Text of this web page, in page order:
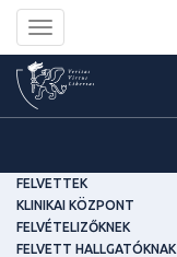
Toggle
navigation
FELVETTEK
KLINIKAI KÖZPONT
FELVÉTELIZŐKNEK
FELVETT HALLGATÓKNAK